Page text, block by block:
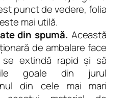
punct de vedere, folia
mai utilă.
din spumă. Această
de ambalare face
extindă rapid şi să
goale din jurul
din cele mai mari